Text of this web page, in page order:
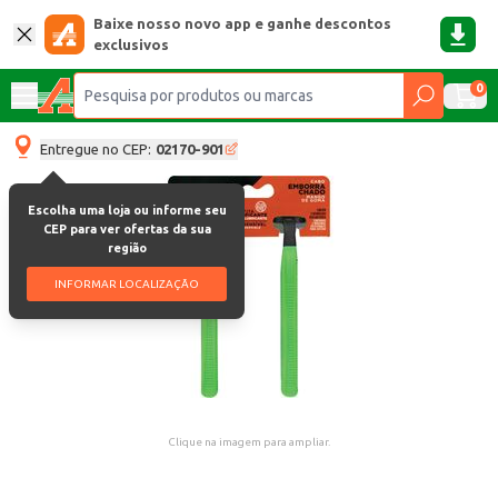
Baixe nosso novo app e ganhe descontos
exclusivos
0
Entregue no CEP: 02170-901
Escolha uma loja ou informe seu
CEP para ver ofertas da sua
região
INFORMAR LOCALIZAÇÃO
Clique na imagem para ampliar.